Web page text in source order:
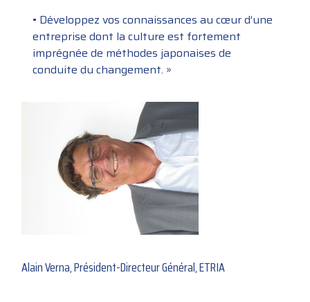
• Développez vos connaissances au cœur d’une
entreprise dont la culture est fortement
imprégnée de méthodes japonaises de
conduite du changement. »
Alain Verna, Président-Directeur Général, ETRIA